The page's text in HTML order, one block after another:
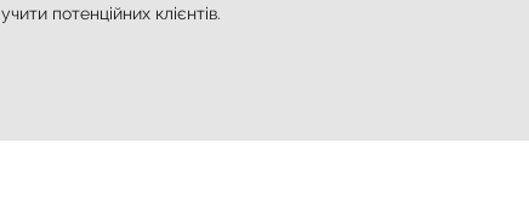
потенційних клієнтів.